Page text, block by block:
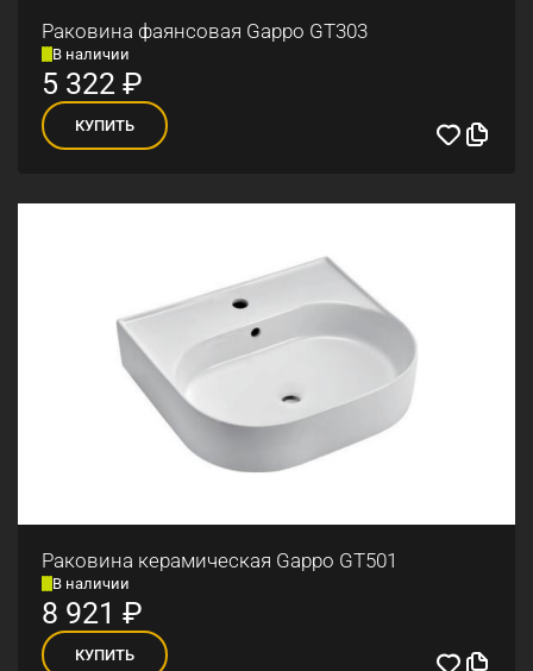
Раковина фаянсовая Gappo GT303
В наличии
5 322₽
КУПИТЬ
Раковина керамическая Gappo GT501
В наличии
8 921 ₽
КУПИТЬ